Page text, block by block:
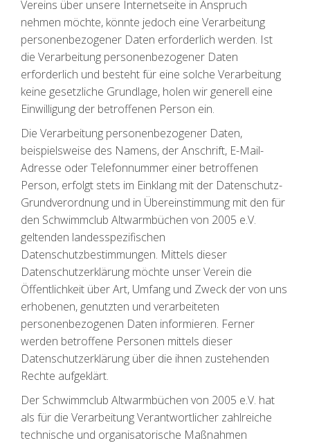
Vereins über unsere Internetseite in Anspruch
nehmen möchte, könnte jedoch eine Verarbeitung
personenbezogener Daten erforderlich werden. Ist
die Verarbeitung personenbezogener Daten
erforderlich und besteht für eine solche Verarbeitung
keine gesetzliche Grundlage, holen wir generell eine
Einwilligung der betroffenen Person ein.
Die Verarbeitung personenbezogener Daten,
beispielsweise des Namens, der Anschrift, E-Mail-
Adresse oder Telefonnummer einer betroffenen
Person, erfolgt stets im Einklang mit der Datenschutz-
Grundverordnung und in Übereinstimmung mit den für
den Schwimmclub Altwarmbüchen von 2005 e.V.
geltenden landesspezifischen
Datenschutzbestimmungen. Mittels dieser
Datenschutzerklärung möchte unser Verein die
Öffentlichkeit über Art, Umfang und Zweck der von uns
erhobenen, genutzten und verarbeiteten
personenbezogenen Daten informieren. Ferner
werden betroffene Personen mittels dieser
Datenschutzerklärung über die ihnen zustehenden
Rechte aufgeklärt.
Der Schwimmclub Altwarmbüchen von 2005 e.V. hat
als für die Verarbeitung Verantwortlicher zahlreiche
technische und organisatorische Maßnahmen